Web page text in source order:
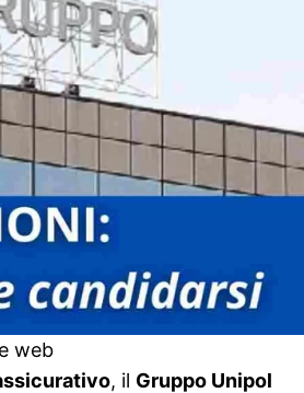
web
, il Gruppo Unipol